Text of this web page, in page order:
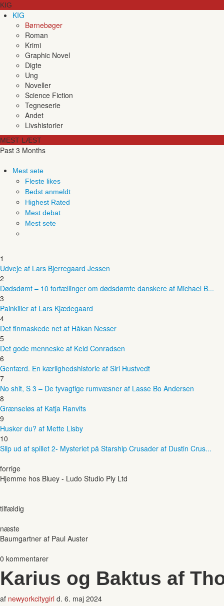
KIG
KIG
Børnebøger
Roman
Krimi
Graphic Novel
Digte
Ung
Noveller
Science Fiction
Tegneserie
Andet
Livshistorier
MEST LÆST
Past 3 Months
Mest sete
Fleste likes
Bedst anmeldt
Highest Rated
Mest debat
Mest sete
1
Udveje af Lars Bjerregaard Jessen
2
Dødsdømt – 10 fortællinger om dødsdømte danskere af Michael B...
3
Painkiller af Lars Kjædegaard
4
Det finmaskede net af Håkan Nesser
5
Det gode menneske af Keld Conradsen
6
Genfærd. En kærlighedshistorie af Siri Hustvedt
7
No shit, S 3 – De tyvagtige rumvæsner af Lasse Bo Andersen
8
Grænseløs af Katja Ranvits
9
Husker du? af Mette Lisby
10
Slip ud af spillet 2- Mysteriet på Starship Crusader af Dustin Crus...
forrige
Hjemme hos Bluey - Ludo Studio Ply Ltd
tilfældig
næste
Baumgartner af Paul Auster
0 kommentarer
Karius og Baktus af
af newyorkcitygirl d. 6. maj 2024